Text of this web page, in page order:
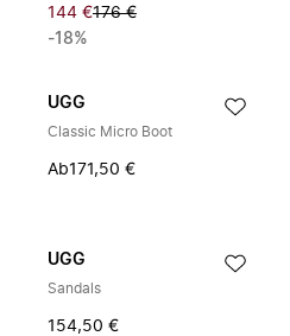
144 €176 €
-18%
UGG
Classic Micro Boot
Ab171,50 €
UGG
Sandals
154,50 €